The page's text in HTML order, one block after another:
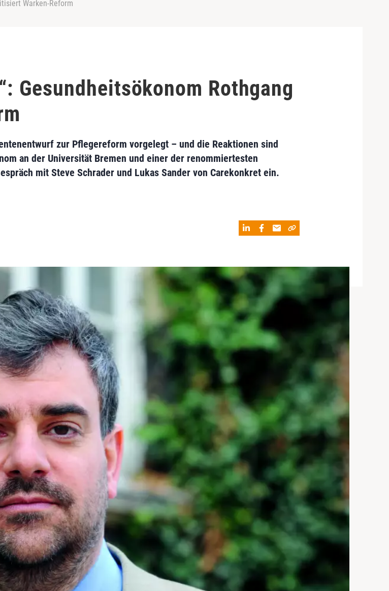
Warken-Reform
Gesundheitsökonom Rothgang
zur Pflegereform vorgelegt – und die Reaktionen sind
an der Universität Bremen und einer der renommiertesten
mit Steve Schrader und Lukas Sander von Carekonkret ein.